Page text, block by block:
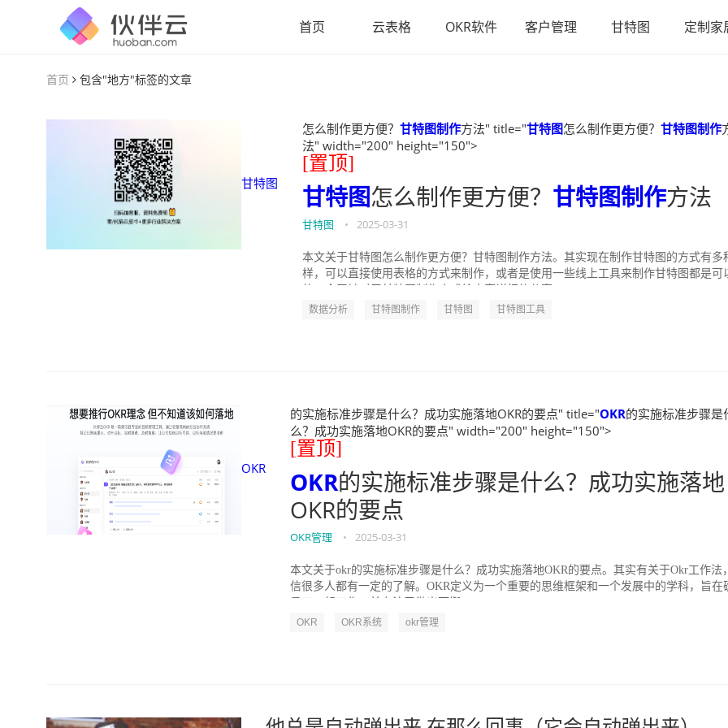
首页 云表格 OKR软件 客户管理 甘特图 定制家
首页 包含"地方"标签的文章
甘特图
怎么制作更方便？ 甘特图制作方法" title="甘特图怎么制作更方便？ 甘特图制作
法" width="200" height="150">
[置顶]
甘特图怎么制作更方便？ 甘特图制作方法
甘特图 • 2025-03-31
本文关于甘特图怎么制作更方便？甘特图制作方法。其实现在制作甘特图的方式有多
样，可以直接使用表格的方式来制作，或者是使用一些线上工具来制作甘特图都是可
数据分析 甘特图制作 甘特图 甘特图工具
OKR
的实施标准步骤是什么？成功实施落地OKR的要点" title="OKR的实施标准步骤是
么？成功实施落地OKR的要点" width="200" height="150">
[置顶]
OKR的实施标准步骤是什么？成功实施落地
OKR的要点
OKR管理 • 2025-03-31
本文关于okr的实施标准步骤是什么？成功实施落地OKR的要点。其实有关于Okr工作法
信很多人都有一定的了解。OKR定义为一个重要的思维框架和一个发展中的学科，旨在
OKR OKR系统 okr管理